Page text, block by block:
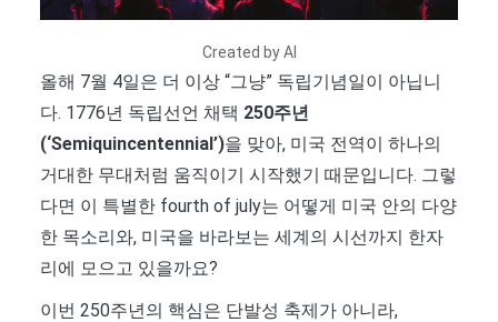
Created by AI
올해 7월 4일은 더 이상 “그냥” 독립기념일이 아닙니
다. 1776년 독립선언 채택 250주년
(‘Semiquincentennial’)을 맞아, 미국 전역이 하나의
거대한 무대처럼 움직이기 시작했기 때문입니다. 그렇
다면 이 특별한 fourth of july는 어떻게 미국 안의 다양
한 목소리와, 미국을 바라보는 세계의 시선까지 한자
리에 모으고 있을까요?
이번 250주년의 핵심은 단발성 축제가 아니라,